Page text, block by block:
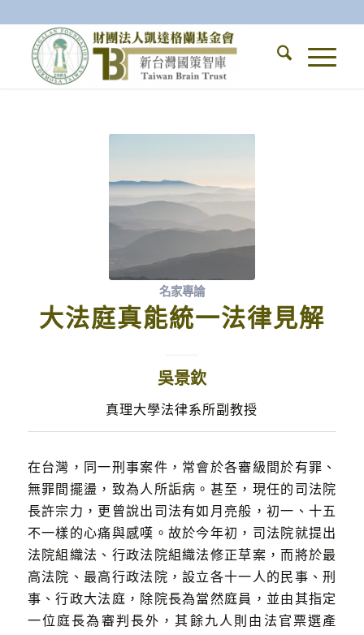
名家專論
大法庭真能統一法律見解
吳景欽
真理大學法律系所副教授
在台灣，同一刑事案件，常會於各審級間於有罪、
無罪間擺盪，致為人所詬病。甚至，現任的司法院
長許宗力，更曾說出司法有如月亮般，初一、十五
不一樣的心痛與感嘆。故於今年初，司法院就提出
法院組織法、行政法院組織法修正草案，而將於最
高法院、最高行政法院，設立各十一人的民事、刑
事、行政大法庭，除院長為當然庭員，並由其指定
一位庭長為審判長外，其餘九人則由法官票選產